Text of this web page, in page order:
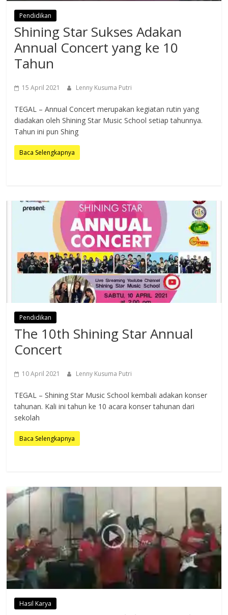
Pendidikan
Shining Star Sukses Adakan
Annual Concert yang ke 10
Tahun
15 April 2021 Lenny Kusuma Putri
TEGAL – Annual Concert merupakan kegiatan rutin yang
diadakan oleh Shining Star Music School setiap tahunnya.
Tahun ini pun Shing
Baca Selengkapnya
Pendidikan
The 10th Shining Star Annual
Concert
10 April 2021 Lenny Kusuma Putri
TEGAL – Shining Star Music School kembali adakan konser
tahunan. Kali ini tahun ke 10 acara konser tahunan dari
sekolah
Baca Selengkapnya
Hasil Karya